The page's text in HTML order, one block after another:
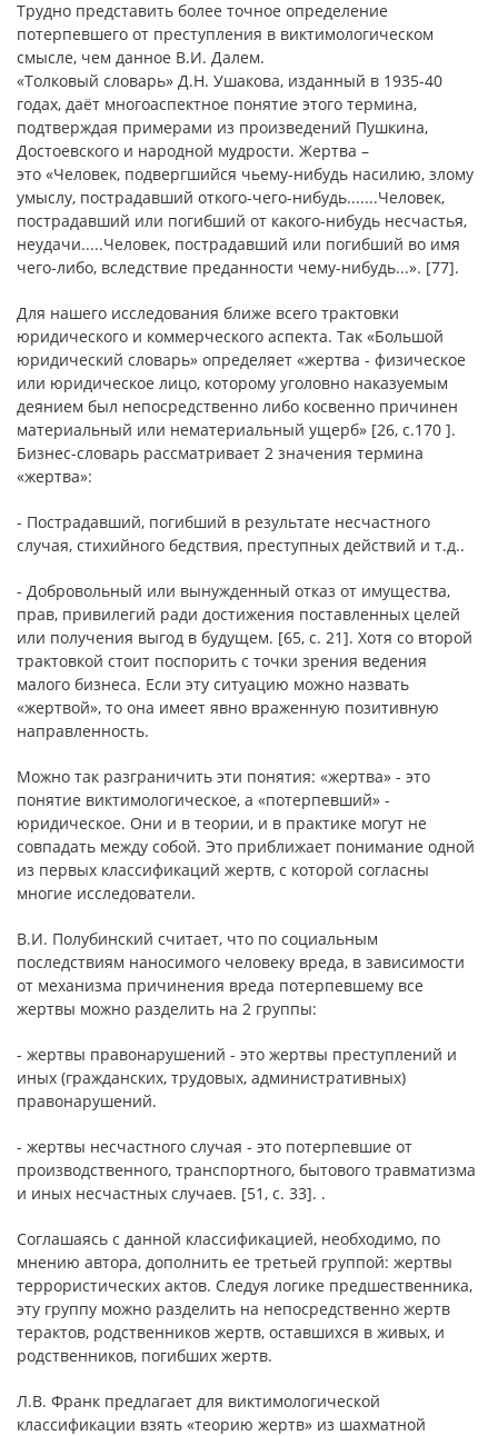
Трудно представить более точное определение
потерпевшего от преступления в виктимологическом
смысле, чем данное В.И. Далем.
«Толковый словарь» Д.Н. Ушакова, изданный в 1935-40
годах, даёт многоаспектное понятие этого термина,
подтверждая примерами из произведений Пушкина,
Достоевского и народной мудрости. Жертва –
это «Человек, подвергшийся чьему-нибудь насилию, злому
умыслу, пострадавший откого-чего-нибудь.......Человек,
пострадавший или погибший от какого-нибудь несчастья,
неудачи.....Человек, пострадавший или погибший во имя
чего-либо, вследствие преданности чему-нибудь...». [77].
Для нашего исследования ближе всего трактовки
юридического и коммерческого аспекта. Так «Большой
юридический словарь» определяет «жертва - физическое
или юридическое лицо, которому уголовно наказуемым
деянием был непосредственно либо косвенно причинен
материальный или нематериальный ущерб» [26, с.170 ].
Бизнес-словарь рассматривает 2 значения термина
«жертва»:
- Пострадавший, погибший в результате несчастного
случая, стихийного бедствия, преступных действий и т.д..
- Добровольный или вынужденный отказ от имущества,
прав, привилегий ради достижения поставленных целей
или получения выгод в будущем. [65, с. 21]. Хотя со второй
трактовкой стоит поспорить с точки зрения ведения
малого бизнеса. Если эту ситуацию можно назвать
«жертвой», то она имеет явно враженную позитивную
направленность.
Можно так разграничить эти понятия: «жертва» - это
понятие виктимологическое, а «потерпевший» -
юридическое. Они и в теории, и в практике могут не
совпадать между собой. Это приближает понимание одной
из первых классификаций жертв, с которой согласны
многие исследователи.
В.И. Полубинский считает, что по социальным
последствиям наносимого человеку вреда, в зависимости
от механизма причинения вреда потерпевшему все
жертвы можно разделить на 2 группы:
- жертвы правонарушений - это жертвы преступлений и
иных (гражданских, трудовых, административных)
правонарушений.
- жертвы несчастного случая - это потерпевшие от
производственного, транспортного, бытового травматизма
и иных несчастных случаев. [51, с. 33]. .
Соглашаясь с данной классификацией, необходимо, по
мнению автора, дополнить ее третьей группой: жертвы
террористических актов. Следуя логике предшественника,
эту группу можно разделить на непосредственно жертв
терактов, родственников жертв, оставшихся в живых, и
родственников, погибших жертв.
Л.В. Франк предлагает для виктимологической
классификации взять «теорию жертв» из шахматной